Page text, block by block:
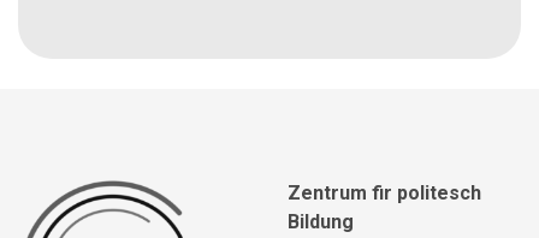
Zentrum fir politesch
Bildung